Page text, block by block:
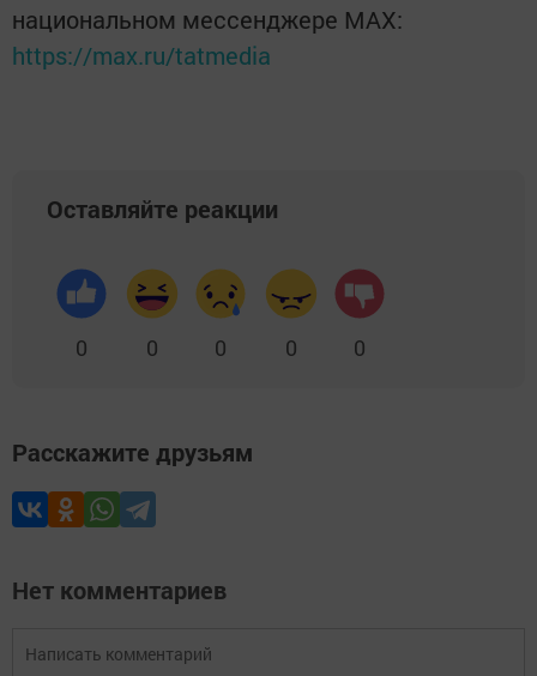
национальном мессенджере MАХ:
https://max.ru/tatmedia
Оставляйте реакции
0 0 0 0 0
Расскажите друзьям
Нет комментариев